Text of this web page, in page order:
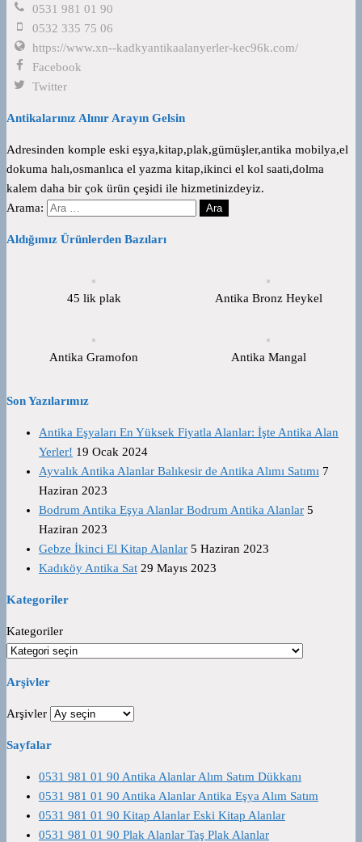
0531 981 01 90
0532 335 75 06
https://www.xn--kadkyantikaalanyerler-kec96k.com/
Facebook
Twitter
Antikalarınız Alınır Arayın Gelsin
Adresinden komple eski eşya,kitap,plak,gümüşler,antika mobilya,el
dokuma halı,osmanlıca el yazma kitap,ikinci el kol saati,dolma
kalem daha bir çok ürün çeşidi ile hizmetinizdeyiz.
Arama:
Aldığımız Ürünlerden Bazıları
45 lik plak Antika Bronz Heykel
Antika Gramofon Antika Mangal
Son Yazılarımız
Antika Eşyaları En Yüksek Fiyatla Alanlar: İşte Antika Alan
Yerler! 19 Ocak 2024
Ayvalık Antika Alanlar Balıkesir de Antika Alımı Satımı 7
Haziran 2023
Bodrum Antika Eşya Alanlar Bodrum Antika Alanlar 5
Haziran 2023
Gebze İkinci El Kitap Alanlar 5 Haziran 2023
Kadıköy Antika Sat 29 Mayıs 2023
Kategoriler
Kategoriler
Arşivler
Arşivler
Sayfalar
0531 981 01 90 Antika Alanlar Alım Satım Dükkanı
0531 981 01 90 Antika Alanlar Antika Eşya Alım Satım
0531 981 01 90 Kitap Alanlar Eski Kitap Alanlar
0531 981 01 90 Plak Alanlar Taş Plak Alanlar